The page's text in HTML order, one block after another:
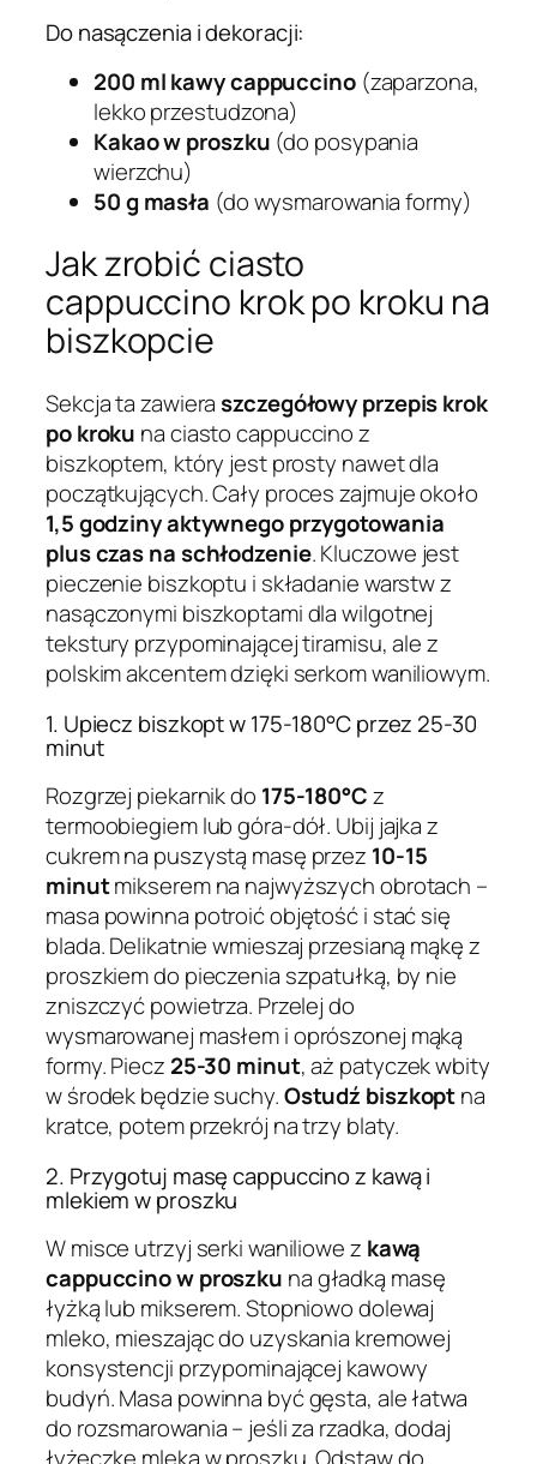
Do nasączenia i dekoracji:
200 ml kawy cappuccino(zaparzona,
lekko przestudzona)
Kakao w proszku (do posypania
wierzchu)
50 g masła (do wysmarowania formy)
Jak zrobić ciasto
cappuccino krok po kroku na
biszkopcie
Sekcja ta zawieraszczegółowy przepis krok
po kroku na ciasto cappuccino z
biszkoptem, który jest prosty nawet dla
początkujących. Cały proces zajmuje około
1,5 godziny aktywnego przygotowania
plus czas na schłodzenie. Kluczowe jest
pieczenie biszkoptu i składanie warstw z
nasączonymi biszkoptami dla wilgotnej
tekstury przypominającej tiramisu, ale z
polskim akcentem dzięki serkom waniliowym.
1. Upiecz biszkopt w 175-180°C przez 25-30
minut
Rozgrzej piekarnik do 175-180°Cz
termoobiegiem lub góra-dół. Ubij jajka z
cukrem na puszystą masę przez 10-15
minutmikserem na najwyższych obrotach –
masa powinna potroić objętość i stać się
blada. Delikatnie wmieszaj przesianą mąkę z
proszkiem do pieczenia szpatułką, by nie
zniszczyć powietrza. Przelej do
wysmarowanej masłem i oprószonej mąką
formy. Piecz 25-30 minut, aż patyczek wbity
w środek będzie suchy.Ostudź biszkoptna
kratce, potem przekrój na trzy blaty.
2. Przygotuj masę cappuccino z kawą i
mlekiem w proszku
W misce utrzyj serki waniliowe z kawą
cappuccino w proszku na gładką masę
łyżką lub mikserem. Stopniowo dolewaj
mleko, mieszając do uzyskania kremowej
konsystencji przypominającej kawowy
budyń. Masa powinna być gęsta, ale łatwa
do rozsmarowania – jeśli za rzadka, dodaj